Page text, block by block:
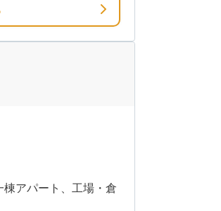
アパート、工場・倉